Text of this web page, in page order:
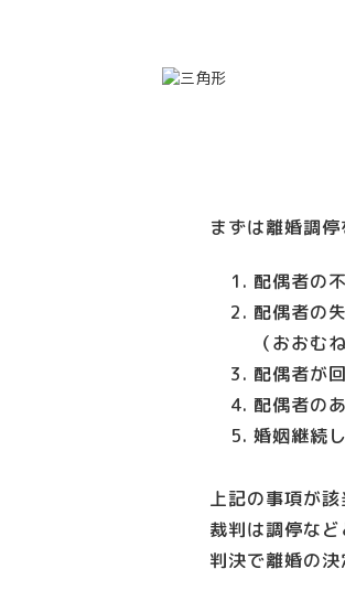
まずは離婚調
配偶者の
配偶者の
（おおむ
配偶者が
配偶者の
婚姻継続
上記の事項が
裁判は調停など
判決で離婚の